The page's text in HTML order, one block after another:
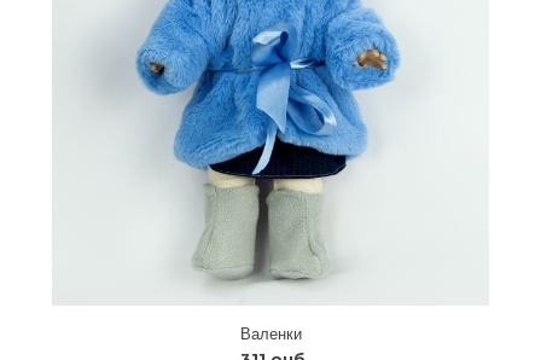
Валенки